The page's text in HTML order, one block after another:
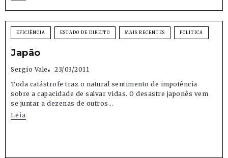
EFICIÊNCIA ESTADO DE DIREITO MAIS RECENTES POLITICA
Japão
Sergio Vale
23/03/2011
Toda catástrofe traz o natural sentimento de impotência
sobre a capacidade de salvar vidas. O desastre japonês vem
se juntar a dezenas de outros...
Leia